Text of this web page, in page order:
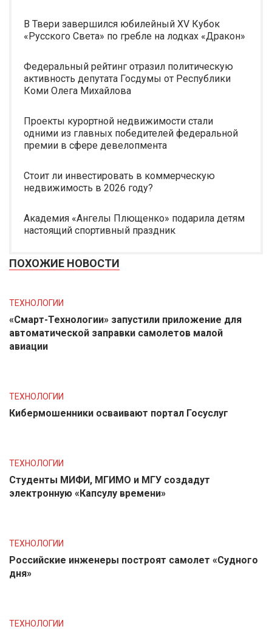
В Твери завершился юбилейный XV Кубок
«Русского Света» по гребле на лодках «Дракон»
Федеральный рейтинг отразил политическую
активность депутата Госдумы от Республики
Коми Олега Михайлова
Проекты курортной недвижимости стали
одними из главных победителей федеральной
премии в сфере девелопмента
Стоит ли инвестировать в коммерческую
недвижимость в 2026 году?
Академия «Ангелы Плющенко» подарила детям
настоящий спортивный праздник
ПОХОЖИЕ НОВОСТИ
ТЕХНОЛОГИИ
«Смарт-Технологии» запустили приложение для
автоматической заправки самолетов малой
авиации
ТЕХНОЛОГИИ
Кибермошенники осваивают портал Госуслуг
ТЕХНОЛОГИИ
Студенты МИФИ, МГИМО и МГУ создадут
электронную «Капсулу времени»
ТЕХНОЛОГИИ
Российские инженеры построят самолет «Судного
дня»
ТЕХНОЛОГИИ